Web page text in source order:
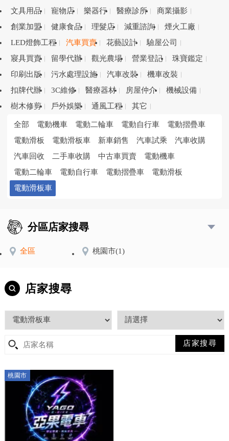
文具用品
寵物店 樂器行 醫療診所
商業攝影
創業加盟
健康食品 理髮店 減重諮詢
煙火工廠
LED燈飾工程
汽車買賣 花藝設計
驗屋公司
寢具買賣
留學代辦 觀光農場 營業登記
珠寶鑑定
印刷出版
污水處理設施 汽車改裝
機車改裝
扣牌代辦
3C維修 醫療器材 房屋仲介
機械設備
樹木修剪
戶外娛樂 通風工程 其它
全部 電動機車 電動二輪車 電動自行車
電動摺疊車
電動滑板
電動滑板車 新車銷售 汽車試乘
汽車收購
汽車回收
二手車收購 中古車買賣
電動機車
電動二輪車
電動自行車 電動摺疊車
電動滑板
電動滑板車
分區店家搜尋
全區 桃園市(1)
店家搜尋
桃園市